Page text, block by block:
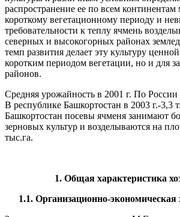
распространение ее по всем континентам
короткому вегетационному периоду и
требовательности к теплу ячмень
северных и высокогорных районах
темп развития делает эту культуру
коротким периодом вегетации, но и для
районов.
Средняя урожайность в 2001 г. По России
В республике Башкортостан в 2003 г.-3,3
Башкортостан посевы ячменя занимают
зерновых культур и возделываются на
тыс.га.
1. Общая характеристика
1.1. Организационно-экономическая